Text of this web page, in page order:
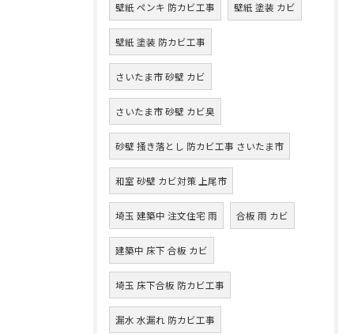
壁紙 ペンキ 防カビ工事 壁紙 塗装 カビ
壁紙 塗装 防カビ工事
さいたま市 砂壁 カビ
さいたま市 砂壁 カビ臭
砂壁 掻き落とし 防カビ工事 さいたま市
和室 砂壁 カビ対策 上尾市
埼玉 建築中 注文住宅 雨 合板 雨 カビ
建築中 床下 合板 カビ
埼玉 床下合板 防カビ工事
漏水 水漏れ 防カビ工事